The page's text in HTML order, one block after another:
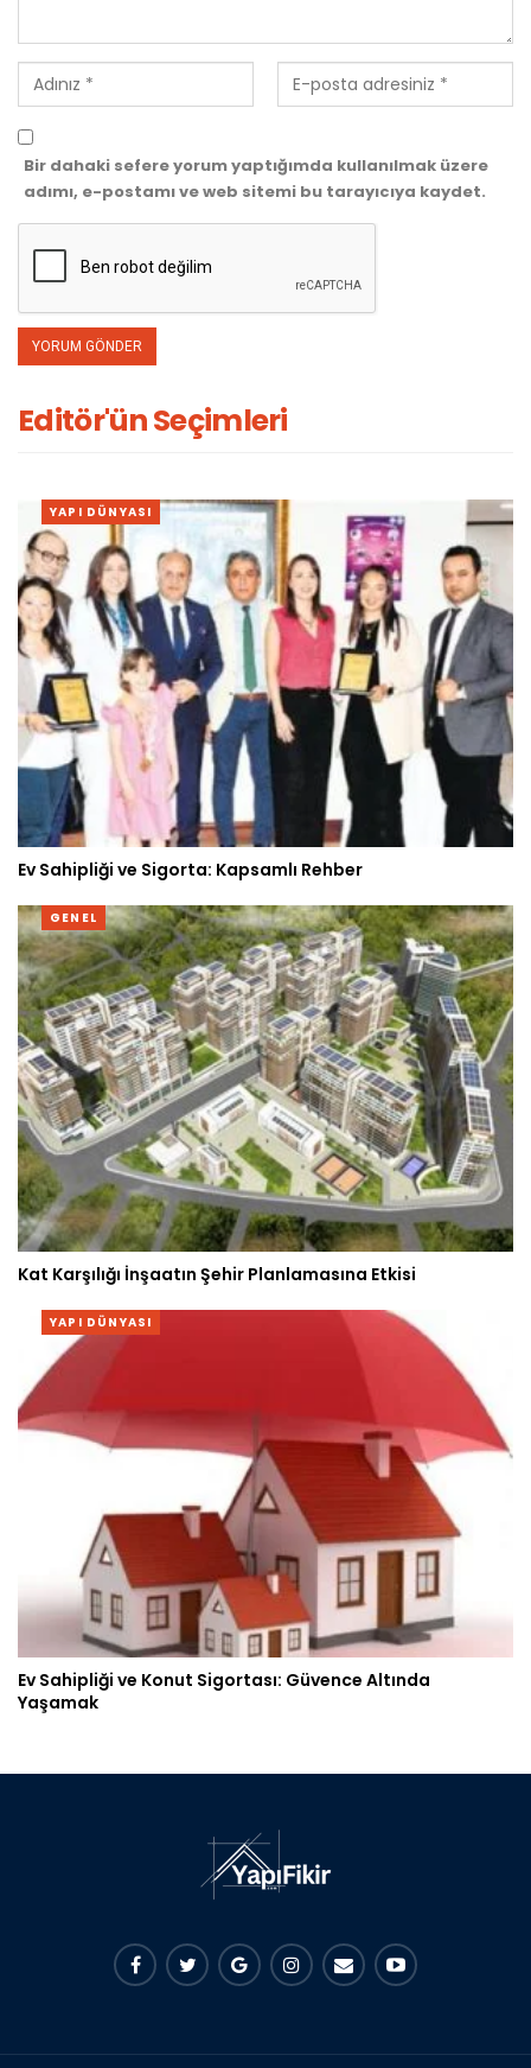
Bir dahaki sefere yorum yaptığımda kullanılmak üzere
adımı, e-postamı ve web sitemi bu tarayıcıya kaydet.
Editör'ün Seçimleri
YAPI DÜNYASI
Ev Sahipliği ve Sigorta: Kapsamlı Rehber
GENEL
Kat Karşılığı İnşaatın Şehir Planlamasına Etkisi
YAPI DÜNYASI
Ev Sahipliği ve Konut Sigortası: Güvence Altında
Yaşamak